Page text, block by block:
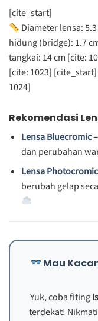
[cite_start]
Diameter lensa:
hidung (bridge): 1.7
tangkai: 14 cm [cite:
[cite: 1023] [cite_start]
1024]
Rekomendasi
Lensa Bluecromic
dan perubahan
Lensa
berubah gelap
Mau
Yuk, coba fiting
terdekat!